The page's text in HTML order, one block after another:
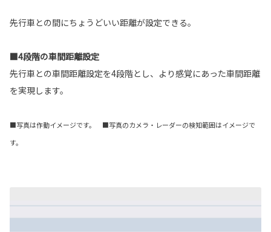
先行車との間にちょうどいい距離が設定できる。
■4段階の車間距離設定
先行車との車間距離設定を4段階とし、より感覚にあった車間距離
を実現します。
■写真は作動イメージです。 ■写真のカメラ・レーダーの検知範囲はイメージで
す。